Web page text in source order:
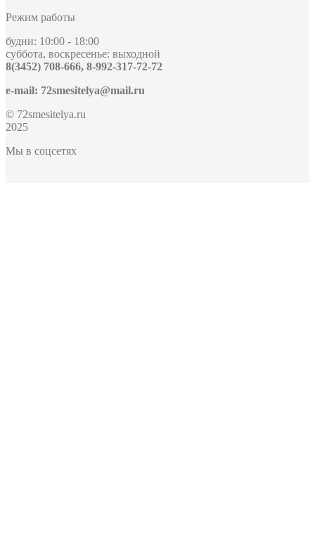
Режим работы
будни: 10:00 - 18:00
суббота, воскресенье: выходной
8(3452) 708-666, 8-992-317-72-72
e-mail: 72smesitelya@mail.ru
© 72smesitelya.ru
2025
Мы в соцсетях